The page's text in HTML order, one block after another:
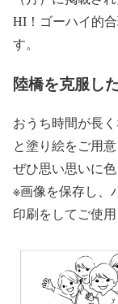
HI！ゴーハイ的
す。
陸橋を克服し
おうち時間が長
と塗り絵をご用意
ぜひ思い思いに
※画像を保存し、
印刷をしてご使用